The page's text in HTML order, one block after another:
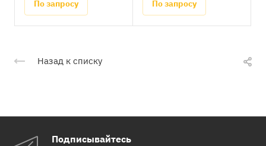
По запросу По запросу
Назад к списку
Подписывайтесь